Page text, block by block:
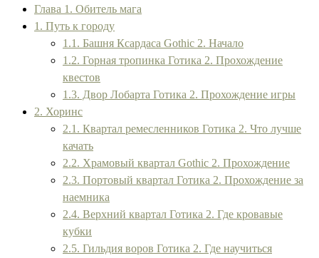
Глава 1. Обитель мага
1. Путь к городу
1.1. Башня Ксардаса Gothic 2. Начало
1.2. Горная тропинка Готика 2. Прохождение
квестов
1.3. Двор Лобарта Готика 2. Прохождение игры
2. Хоринс
2.1. Квартал ремесленников Готика 2. Что лучше
качать
2.2. Храмовый квартал Gothic 2. Прохождение
2.3. Портовый квартал Готика 2. Прохождение за
наемника
2.4. Верхний квартал Готика 2. Где кровавые
кубки
2.5. Гильдия воров Готика 2. Где научиться